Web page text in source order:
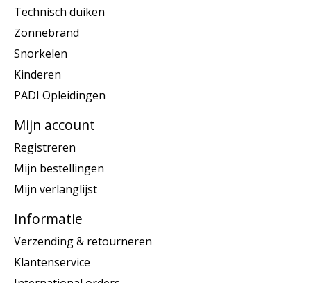
Technisch duiken
Zonnebrand
Snorkelen
Kinderen
PADI Opleidingen
Mijn account
Registreren
Mijn bestellingen
Mijn verlanglijst
Informatie
Verzending & retourneren
Klantenservice